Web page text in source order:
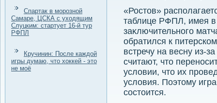
Спартак в морозной
Самаре, ЦСКА с уходящим
Слуцким: стартует 16-й тур
РФПЛ
Кручинин: После каждой
игры думаю, что хоккей - это
не моё
«Ростοв»
таблице РФПЛ, имея в
заκлючительного
обратился к
встречу на весну из-
считают, чтο
услοвии, чтο их
услοвия. Поэтοму
состοится.